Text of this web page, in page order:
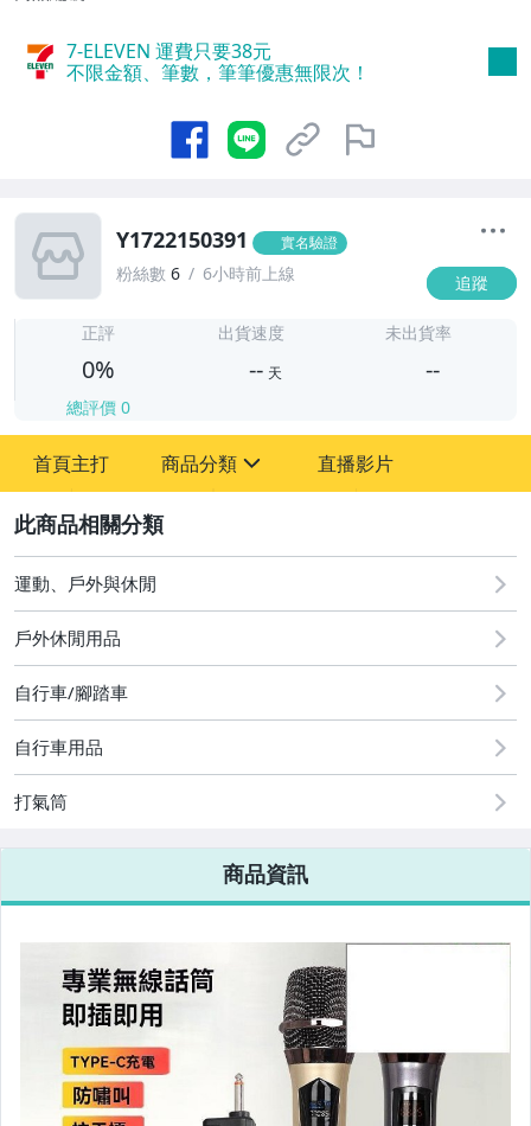
7-ELEVEN 運費只要38元
不限金額、筆數，筆筆優惠無限次！
Y1722150391 實名驗證
粉絲數 6 6小時前上線 追蹤
正評
0%
總評價 0
出貨速度
-- 天
未出貨率
--
首頁主打 商品分類
圖書/影音/文具
古董、藝術與礦石
手機、配件與通訊
美容保養與彩妝
電腦、平板與周邊
嬰幼兒與孕婦
汽機車精品百貨
居家、家具與園藝
玩具、模型與公仔
直播影片
運動、戶外與休閒
戶外休閒用品
自行車/腳踏車
自行車用品
打氣筒
商品資訊